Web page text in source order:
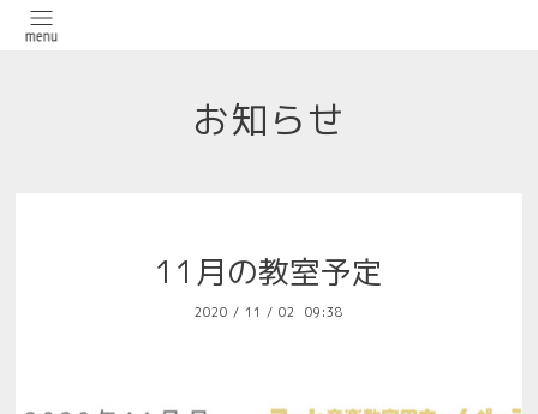
お知らせ
11月の教室予定
2020 / 11 / 02 09:38